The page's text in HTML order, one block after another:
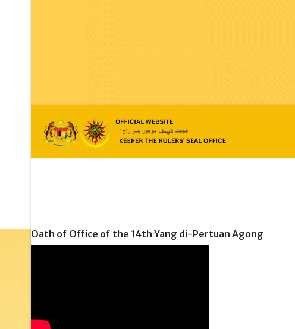
Oath of Office of the 14th Yang di-Pertuan Agong